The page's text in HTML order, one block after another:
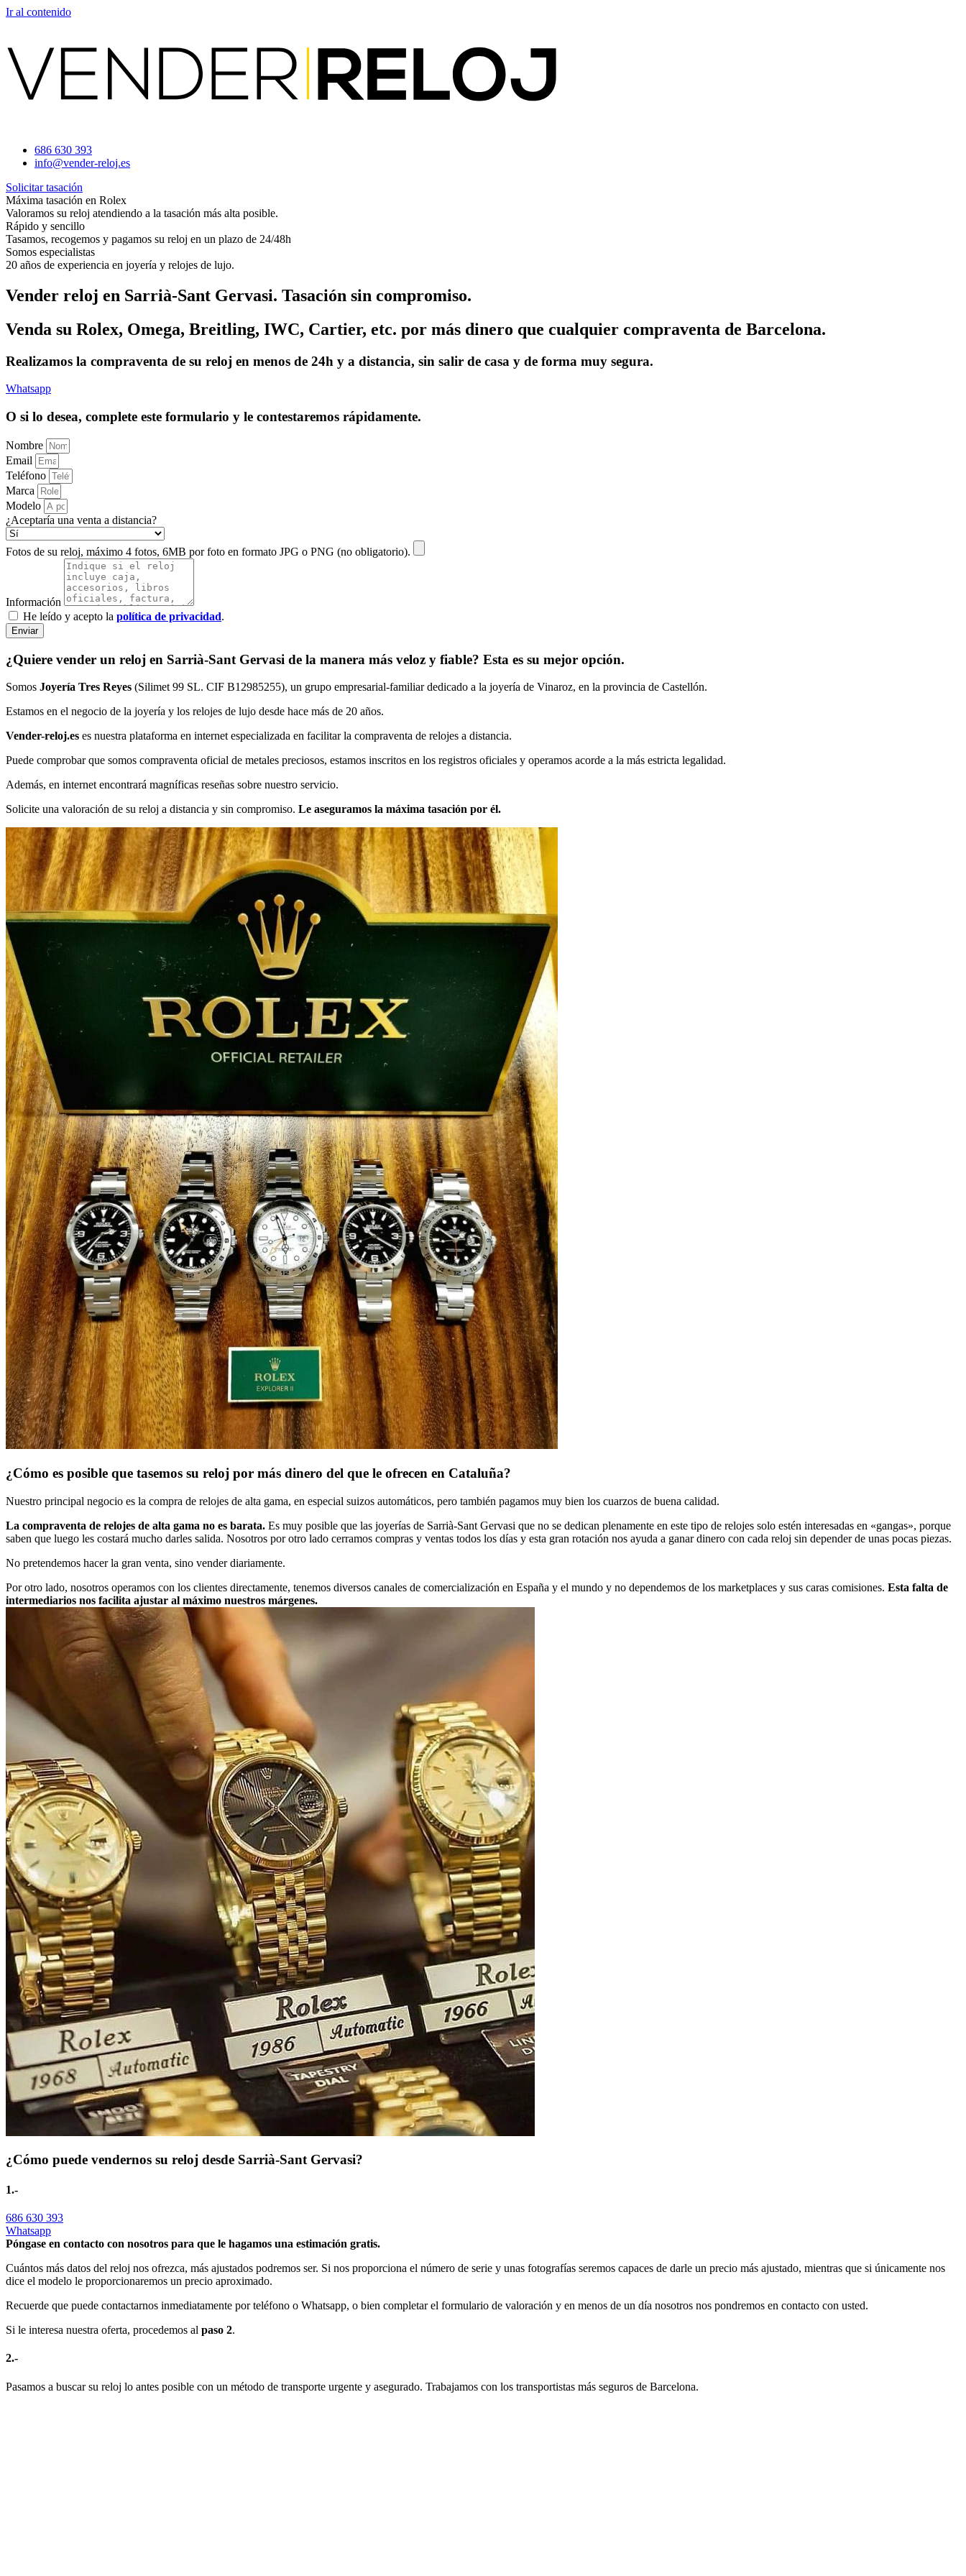
Ir al contenido
686 630 393
info@vender-reloj.es
Solicitar tasación
Máxima tasación en Rolex
Valoramos su reloj atendiendo a la tasación más alta posible.
Rápido y sencillo
Tasamos, recogemos y pagamos su reloj en un plazo de 24/48h
Somos especialistas
20 años de experiencia en joyería y relojes de lujo.
Vender reloj en Sarrià-Sant Gervasi. Tasación sin compromiso.
Venda su Rolex, Omega, Breitling, IWC, Cartier, etc. por más dinero que cualquier compraventa de Barcelona.
Realizamos la compraventa de su reloj en menos de 24h y a distancia, sin salir de casa y de forma muy segura.
Whatsapp
O si lo desea, complete este formulario y le contestaremos rápidamente.
Nombre
Email
Teléfono
Marca
Modelo
¿Aceptaría una venta a distancia?
Fotos de su reloj, máximo 4 fotos, 6MB por foto en formato JPG o PNG (no obligatorio).
Información
He leído y acepto la política de privacidad.
Enviar
¿Quiere vender un reloj en Sarrià-Sant Gervasi de la manera más veloz y fiable? Esta es su mejor opción.
Somos Joyería Tres Reyes (Silimet 99 SL. CIF B12985255), un grupo empresarial-familiar dedicado a la joyería de Vinaroz, en la provincia de Castellón.
Estamos en el negocio de la joyería y los relojes de lujo desde hace más de 20 años.
Vender-reloj.es es nuestra plataforma en internet especializada en facilitar la compraventa de relojes a distancia.
Puede comprobar que somos compraventa oficial de metales preciosos, estamos inscritos en los registros oficiales y operamos acorde a la más estricta legalidad.
Además, en internet encontrará magníficas reseñas sobre nuestro servicio.
Solicite una valoración de su reloj a distancia y sin compromiso. Le aseguramos la máxima tasación por él.
¿Cómo es posible que tasemos su reloj por más dinero del que le ofrecen en Cataluña?
Nuestro principal negocio es la compra de relojes de alta gama, en especial suizos automáticos, pero también pagamos muy bien los cuarzos de buena calidad.
La compraventa de relojes de alta gama no es barata. Es muy posible que las joyerías de Sarrià-Sant Gervasi que no se dedican plenamente en este tipo de relojes solo estén interesadas en «gangas», porque
saben que luego les costará mucho darles salida. Nosotros por otro lado cerramos compras y ventas todos los días y esta gran rotación nos ayuda a ganar dinero con cada reloj sin depender de unas pocas piezas.
No pretendemos hacer la gran venta, sino vender diariamente.
Por otro lado, nosotros operamos con los clientes directamente, tenemos diversos canales de comercialización en España y el mundo y no dependemos de los marketplaces y sus caras comisiones. Esta falta de
intermediarios nos facilita ajustar al máximo nuestros márgenes.
¿Cómo puede vendernos su reloj desde Sarrià-Sant Gervasi?
1.-
686 630 393
Whatsapp
Póngase en contacto con nosotros para que le hagamos una estimación gratis.
Cuántos más datos del reloj nos ofrezca, más ajustados podremos ser. Si nos proporciona el número de serie y unas fotografías seremos capaces de darle un precio más ajustado, mientras que si únicamente nos
dice el modelo le proporcionaremos un precio aproximado.
Recuerde que puede contactarnos inmediatamente por teléfono o Whatsapp, o bien completar el formulario de valoración y en menos de un día nosotros nos pondremos en contacto con usted.
Si le interesa nuestra oferta, procedemos al paso 2.
2.-
Pasamos a buscar su reloj lo antes posible con un método de transporte urgente y asegurado. Trabajamos con los transportistas más seguros de Barcelona.